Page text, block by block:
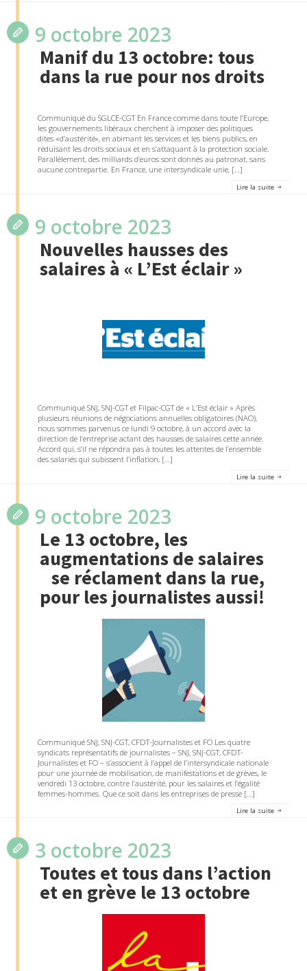
9 octobre 2023
Manif du 13 octobre: tous
dans la rue pour nos droits
Communiqué du SGLCE-CGT En France comme dans toute l’Europe,
les gouvernements libéraux cherchent à imposer des politiques
dites «d’austérité», en abimant les services et les biens publics, en
réduisant les droits sociaux et en s’attaquant à la protection sociale.
Parallèlement, des milliards d’euros sont donnés au patronat, sans
aucune contrepartie. En France, une intersyndicale unie, […]
Lire la suite
9 octobre 2023
Nouvelles hausses des
salaires à « L’Est éclair »
Communiqué SNJ, SNJ-CGT et Filpac-CGT de « L’Est éclair » Après
plusieurs réunions de négociations annuelles obligatoires (NAO),
nous sommes parvenus ce lundi 9 octobre, à un accord avec la
direction de l’entreprise actant des hausses de salaires cette année.
Accord qui, s’il ne répondra pas à toutes les attentes de l’ensemble
des salariés qui subissent l’inflation, […]
Lire la suite
9 octobre 2023
Le 13 octobre, les
augmentations de salaires
se réclament dans la rue,
pour les journalistes aussi!
Communiqué SNJ, SNJ-CGT, CFDT-Journalistes et FO Les quatre
syndicats représentatifs de journalistes – SNJ, SNJ-CGT, CFDT-
Journalistes et FO – s’associent à l’appel de l’intersyndicale nationale
pour une journée de mobilisation, de manifestations et de grèves, le
vendredi 13 octobre, contre l’austérité, pour les salaires et l’égalité
femmes-hommes. Que ce soit dans les entreprises de presse […]
Lire la suite
3 octobre 2023
Toutes et tous dans l’action
et en grève le 13 octobre